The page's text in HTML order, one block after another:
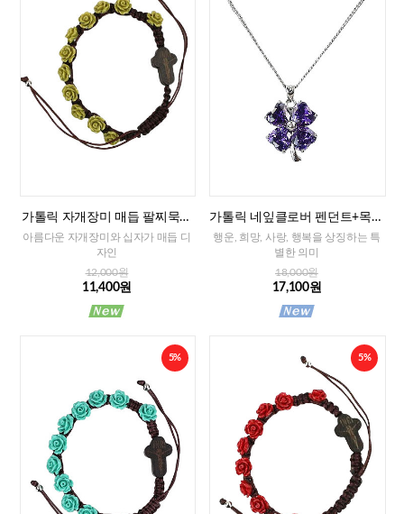
가톨릭 자개장미 매듭 팔찌묵주
(그린)-8mm
아름다운 자개장미와 십자가 매듭 디
자인
12,000원
11,400원
가톨릭 네잎클로버 펜던트+목걸
이줄
행운, 희망, 사랑, 행복을 상징하는 특
별한 의미
18,000원
17,100원
5% 5%